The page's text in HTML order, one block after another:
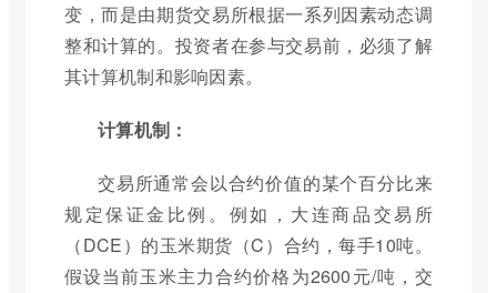
变，而是由期货交易所根据一系列因素动态调
整和计算的。投资者在参与交易前，必须了解
其计算机制和影响因素。
计算机制：
交易所通常会以合约价值的某个百分比来
规定保证金比例。例如，大连商品交易所
（DCE）的玉米期货（C）合约，每手10吨。
假设当前玉米主力合约价格为2600元/吨，交